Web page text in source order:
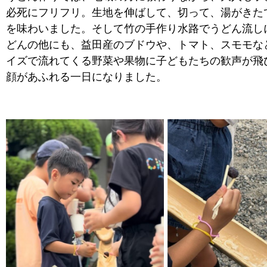
必死にフリフリ。生地を伸ばして、切って、湯がきた
を味わいました。そして竹の手作り水路でうどん流し
どんの他にも、益田産のブドウや、トマト、スモモな
イズで流れてくる野菜や果物に子どもたちの歓声が飛
顔があふれる一日になりました。